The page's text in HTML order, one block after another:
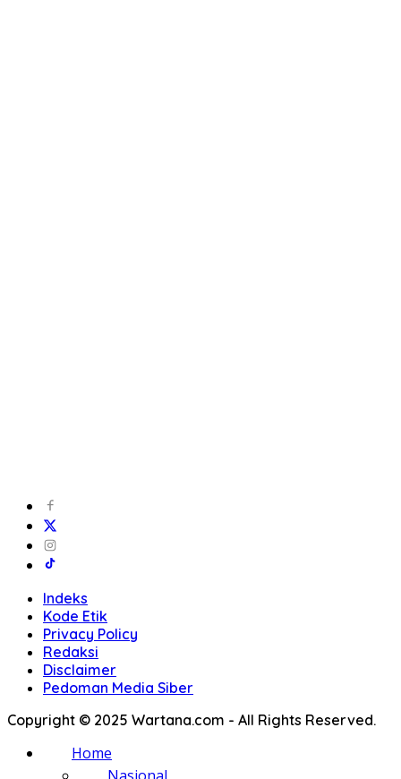
Indeks
Kode Etik
Privacy Policy
Redaksi
Disclaimer
Pedoman Media Siber
Copyright © 2025 Wartana.com - All Rights Reserved.
Home